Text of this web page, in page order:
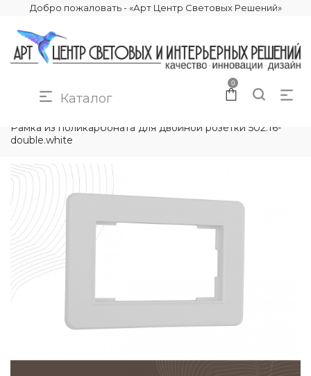
Добро пожаловать - «Арт Центр Световых Решений»
Каталог
0
Рамка из поликарбоната для двойной розетки 502.16-
double.white